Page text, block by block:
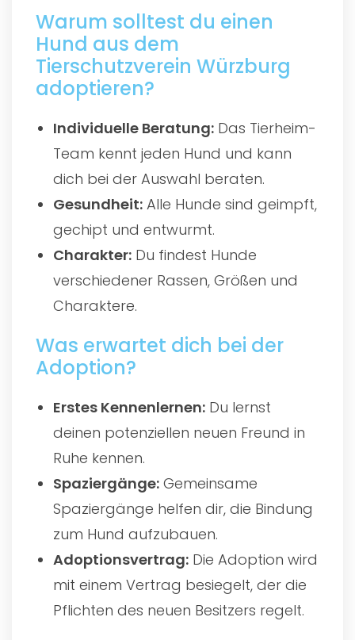
Warum solltest du einen
Hund aus dem
Tierschutzverein Würzburg
adoptieren?
Individuelle Beratung: Das Tierheim-
Team kennt jeden Hund und kann
dich bei der Auswahl beraten.
Gesundheit: Alle Hunde sind geimpft,
gechipt und entwurmt.
Charakter: Du findest Hunde
verschiedener Rassen, Größen und
Charaktere.
Was erwartet dich bei der
Adoption?
Erstes Kennenlernen: Du lernst
deinen potenziellen neuen Freund in
Ruhe kennen.
Spaziergänge: Gemeinsame
Spaziergänge helfen dir, die Bindung
zum Hund aufzubauen.
Adoptionsvertrag: Die Adoption wird
mit einem Vertrag besiegelt, der die
Pflichten des neuen Besitzers regelt.